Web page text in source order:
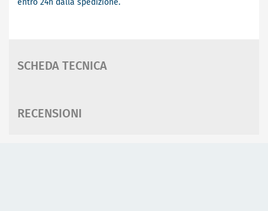
entro 24h dalla spedizione.
SCHEDA TECNICA
RECENSIONI